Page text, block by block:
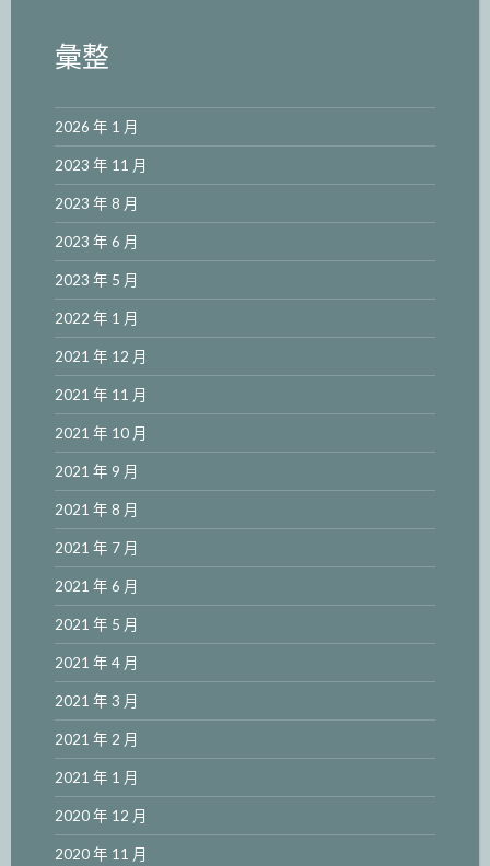
彙整
2026 年 1 月
2023 年 11 月
2023 年 8 月
2023 年 6 月
2023 年 5 月
2022 年 1 月
2021 年 12 月
2021 年 11 月
2021 年 10 月
2021 年 9 月
2021 年 8 月
2021 年 7 月
2021 年 6 月
2021 年 5 月
2021 年 4 月
2021 年 3 月
2021 年 2 月
2021 年 1 月
2020 年 12 月
2020 年 11 月